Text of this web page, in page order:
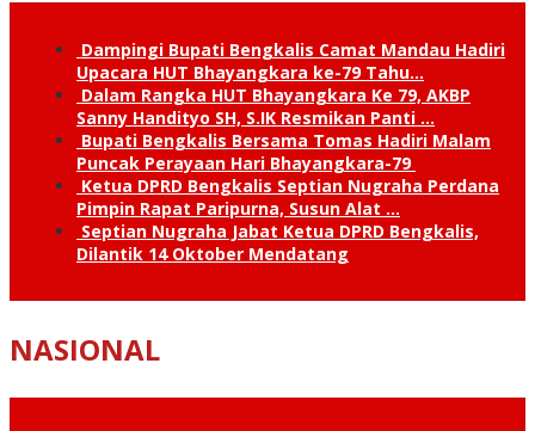
Dampingi Bupati Bengkalis Camat Mandau Hadiri
Upacara HUT Bhayangkara ke-79 Tahu…
Dalam Rangka HUT Bhayangkara Ke 79, AKBP
Sanny Handityo SH, S.IK Resmikan Panti …
Bupati Bengkalis Bersama Tomas Hadiri Malam
Puncak Perayaan Hari Bhayangkara-79
Ketua DPRD Bengkalis Septian Nugraha Perdana
Pimpin Rapat Paripurna, Susun Alat …
Septian Nugraha Jabat Ketua DPRD Bengkalis,
Dilantik 14 Oktober Mendatang
NASIONAL